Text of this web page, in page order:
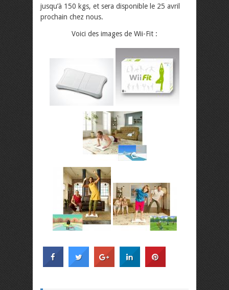
jusqu’à 150 kgs, et sera disponible le 25 avril
prochain chez nous.
Voici des images de Wii-Fit :